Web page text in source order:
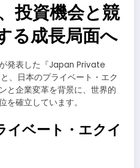
投資機会と競
る成長局面へ
発表した『Japan Private
、日本のプライベート・エク
と企業変革を背景に、世界的
を確立しています。
イベート・エクイ